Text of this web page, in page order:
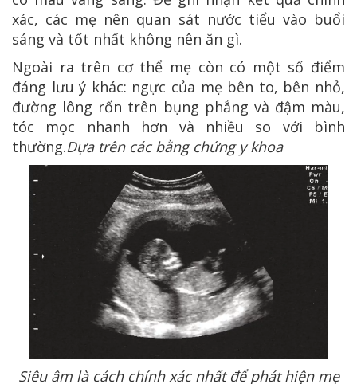
xác, các mẹ nên quan sát nước tiểu vào buổi
sáng và tốt nhất không nên ăn gì.
Ngoài ra trên cơ thể mẹ còn có một số điểm
đáng lưu ý khác: ngực của mẹ bên to, bên nhỏ,
đường lông rốn trên bụng phẳng và đậm màu,
tóc mọc nhanh hơn và nhiều so với bình
thường.Dựa trên các bằng chứng y khoa
Siêu âm là cách chính xác nhất để phát hiện mẹ